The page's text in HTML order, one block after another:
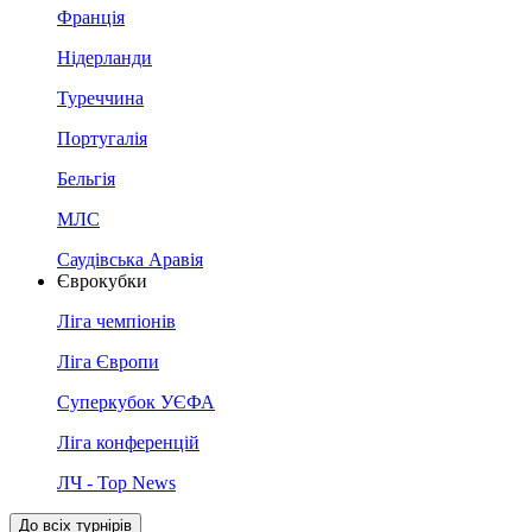
Франція
Нідерланди
Туреччина
Португалія
Бельгія
МЛС
Саудівська Аравія
Єврокубки
Ліга чемпіонів
Ліга Європи
Суперкубок УЄФА
Ліга конференцій
ЛЧ - Top News
До всіх турнірів